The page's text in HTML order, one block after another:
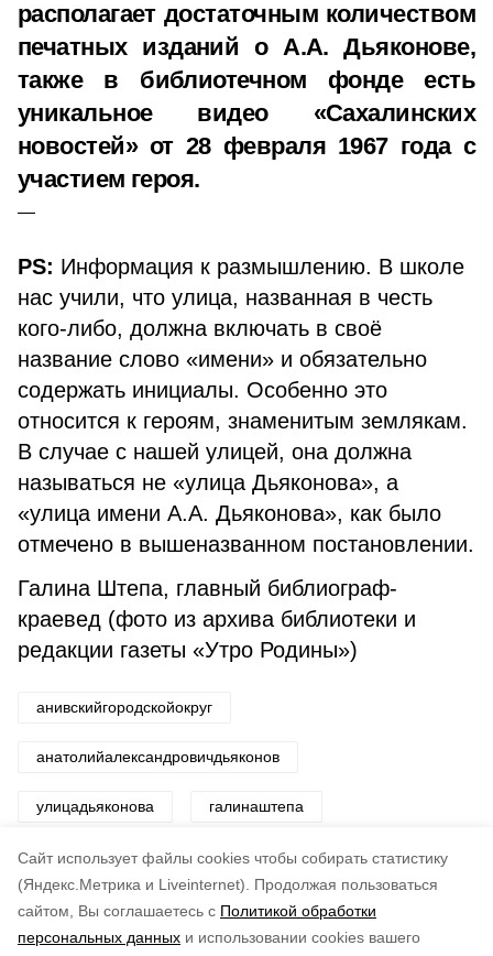
Cайт использует файлы cookies чтобы собирать статистику
(Яндекс.Метрика и Liveinternet).
Продолжая пользоваться
сайтом, Вы соглашаетесь с Политикой обработки
персональных данных и использовании cookies вашего
располагает достаточным количеством
печатных изданий о А.А. Дьяконове,
также в библиотечном фонде есть
уникальное видео «Сахалинских
новостей» от 28 февраля 1967 года с
участием героя.
PS: Информация к размышлению. В школе
нас учили, что улица, названная в честь
кого-либо, должна включать в своё
название слово «имени» и обязательно
содержать инициалы. Особенно это
относится к героям, знаменитым землякам.
В случае с нашей улицей, она должна
называться не «улица Дьяконова», а
«улица имени А.А. Дьяконова», как было
отмечено в вышеназванном постановлении.
Галина Штепа, главный библиограф-
краевед (фото из архива библиотеки и
редакции газеты «Утро Родины»)
анивскийгородскойокруг
анатолийалександровичдьяконов
улицадьяконова галинаштепа
рассказыоботце
по оценке